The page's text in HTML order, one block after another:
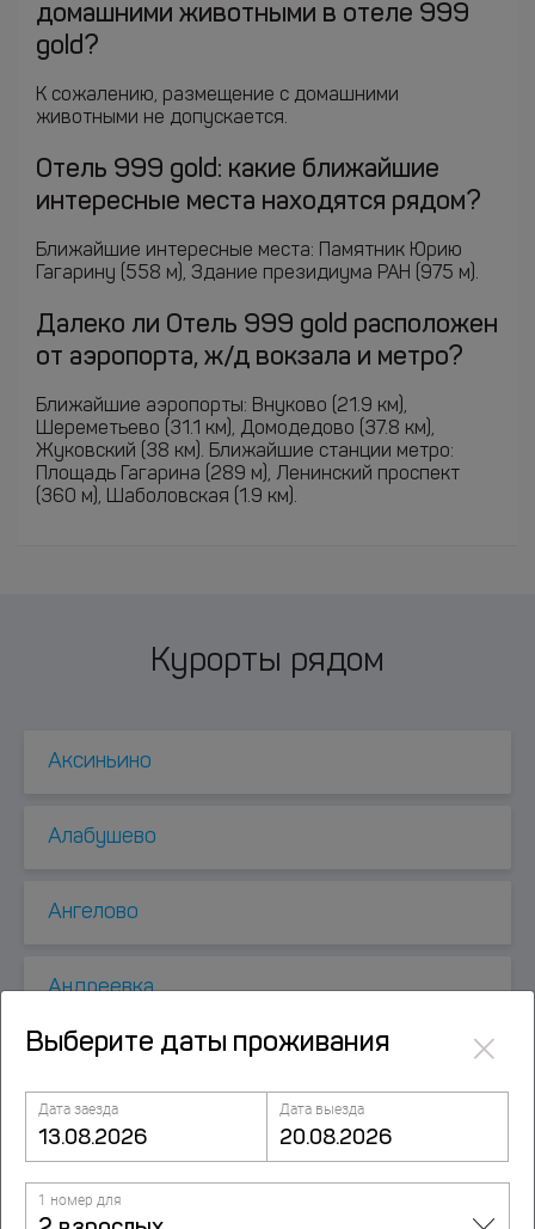
домашними животными в отеле 999
gold?
К сожалению, размещение с домашними
животными не допускается.
Отель 999 gold: какие ближайшие
интересные места находятся рядом?
Ближайшие интересные места: Памятник Юрию
Гагарину (558 м), Здание президиума РАН (975 м).
Далеко ли Отель 999 gold расположен
от аэропорта, ж/д вокзала и метро?
Ближайшие аэропорты: Внуково (21.9 км),
Шереметьево (31.1 км), Домодедово (37.8 км),
Жуковский (38 км). Ближайшие станции метро:
Площадь Гагарина (289 м), Ленинский проспект
(360 м), Шаболовская (1.9 км).
Курорты рядом
Аксиньино
Алабушево
Ангелово
Андреевка
Анискино
Апрелевка
Атепцево
Выберите даты проживания ×
Дата заезда Дата выезда
1 номер для